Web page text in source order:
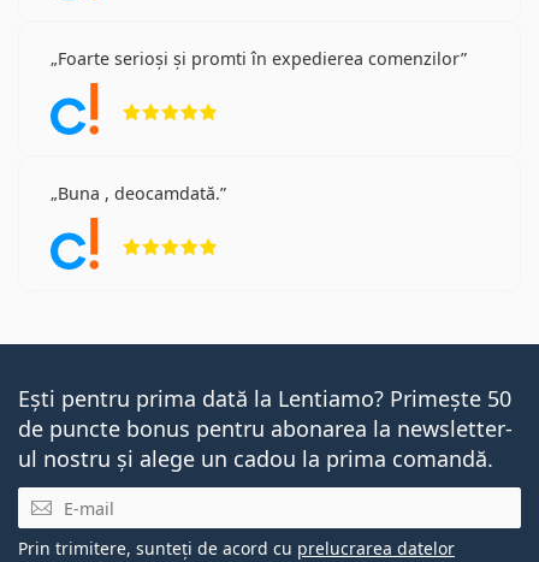
Foarte serioși și promti în expedierea comenzilor
Buna , deocamdată.
Ești pentru prima dată la Lentiamo? Primește 50
de puncte bonus pentru abonarea la newsletter-
ul nostru și alege un cadou la prima comandă.
E-mail
Prin trimitere, sunteți de acord cu prelucrarea datelor